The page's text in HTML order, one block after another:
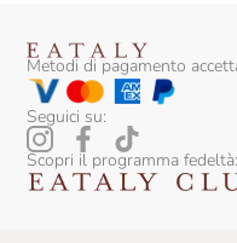
Metodi di pagamento
Seguici su:
Scopri il programma fedeltà: